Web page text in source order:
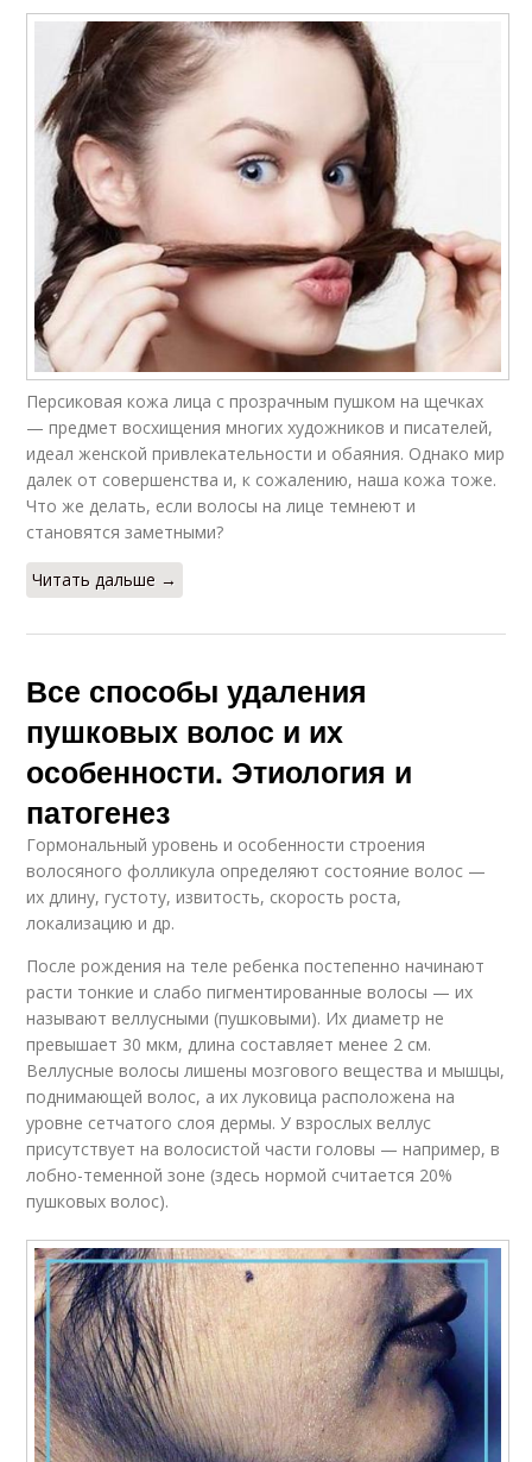
Персиковая кожа лица с прозрачным пушком на щечках
— предмет восхищения многих художников и писателей,
идеал женской привлекательности и обаяния. Однако мир
далек от совершенства и, к сожалению, наша кожа тоже.
Что же делать, если волосы на лице темнеют и
становятся заметными?
Читать дальше →
Все способы удаления
пушковых волос и их
особенности. Этиология и
патогенез
Гормональный уровень и особенности строения
волосяного фолликула определяют состояние волос —
их длину, густоту, извитость, скорость роста,
локализацию и др.
После рождения на теле ребенка постепенно начинают
расти тонкие и слабо пигментированные волосы — их
называют веллусными (пушковыми). Их диаметр не
превышает 30 мкм, длина составляет менее 2 см.
Веллусные волосы лишены мозгового вещества и мышцы,
поднимающей волос, а их луковица расположена на
уровне сетчатого слоя дермы. У взрослых веллус
присутствует на волосистой части головы — например, в
лобно-теменной зоне (здесь нормой считается 20%
пушковых волос).